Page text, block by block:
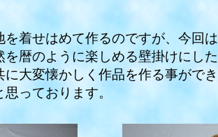
着せはめて作るのですが、今回
暦のように楽しめる壁掛けにした
大変懐かしく作品を作る事ができ
っております。